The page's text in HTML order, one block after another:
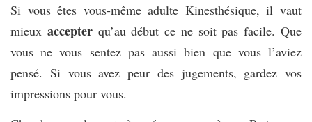
Si vous êtes vous-même adulte Kinesthésique, il vaut
mieux accepterqu’au début ce ne soit pas facile. Que
vous ne vous sentez pas aussi bien que vous l’aviez
pensé. Si vous avez peur des jugements, gardez vos
impressions pour vous.